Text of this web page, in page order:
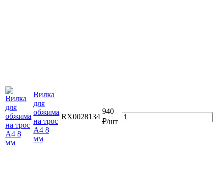
Вилка
для
обжима
на трос
А4 8
мм
RX0028134
940
₽/шт